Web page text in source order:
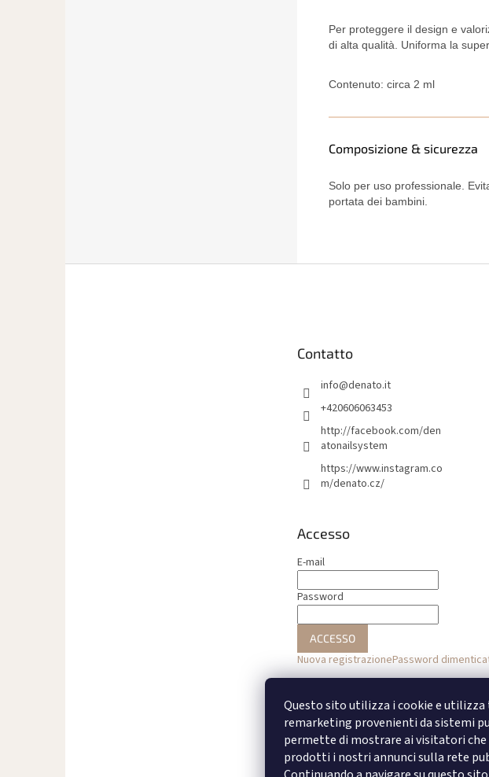
Questo sito utilizza i cookie e
remarketing provenienti da sistemi
permette di mostrare ai visitatori
prodotti i nostri annunci sulla rete
Per proteggere il design e
di alta qualità. Uniforma la
Contenuto: circa 2 ml
Composizione & sicurezza
Solo per uso professionale.
portata dei bambini.
Contatto
info@denato.it
+420606063453
http://facebook.com/den
atonailsystem
https://www.instagram.co
m/denato.cz/
Accesso
E-mail
Password
ACCESSO
Nuova registrazionePassword
Accesso
Accesso